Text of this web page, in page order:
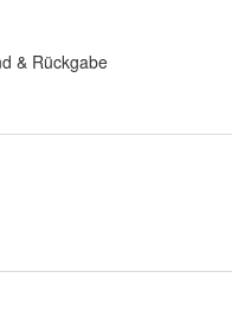
& Rückgabe